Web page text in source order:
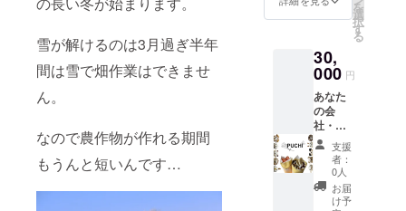
雪が解けるのは3月過ぎ半年
間は雪で畑作業はできませ
ん。
なので農作物が作れる期間
もうんと短いんです…
リター
ン金額
込みの
設定で
す。
お家で
通常発
送にて
ご自宅
にお届
けしま
す。 美
味しい
入れ方
もお送
りしま
す。
を
選
択
す
る
30,
000 円
あなた
の会
社・ご
自宅に
クレー
プ・デ
ザート
をお届
支援
者：
0人
お届
け予